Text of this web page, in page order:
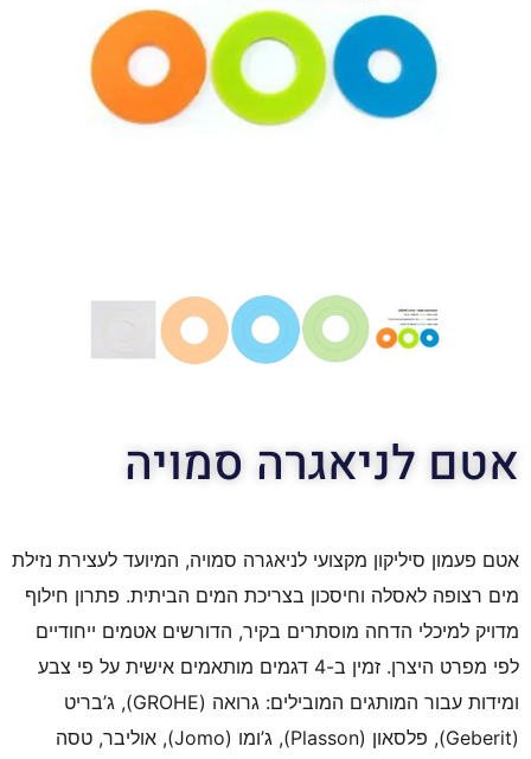
אטם לניאגרה סמויה
אטם פעמון סיליקון מקצועי לניאגרה סמויה, המיועד לעצירת נזילת
מים רצופה לאסלה וחיסכון בצריכת המים הביתית. פתרון חילוף
מדויק למיכלי הדחה מוסתרים בקיר, הדורשים אטמים ייחודיים
לפי מפרט היצרן. זמין ב-4 דגמים מותאמים אישית על פי צבע
ומידות עבור המותגים המובילים: גרואה (GROHE), ג’בריט
(Geberit), פלסאון (Plasson), ג’ומו (Jomo), אוליבר, טסה